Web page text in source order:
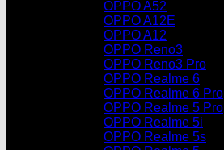
OPPO A52
OPPO A12E
OPPO A12
OPPO Reno3
OPPO Reno3 Pro
OPPO Realme 6
OPPO Realme 6 Pro
OPPO Realme 5 Pro
OPPO Realme 5i
OPPO Realme 5s